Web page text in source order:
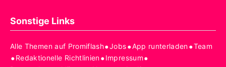
Sonstige Links
Alle Themen auf Promiflash•Jobs•App runterladen•Team
•Redaktionelle Richtlinien•Impressum•